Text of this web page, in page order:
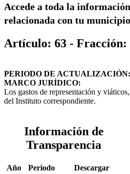
Accede a toda la
relacionada con tu municipio
Artículo: 63 -
PERIODO DE ACTUALIZACIÓN:
MARCO JURÍDICO:
Los gastos de representación y
del Instituto correspondiente.
Información de
Transparencia
Año Periodo
Descargar